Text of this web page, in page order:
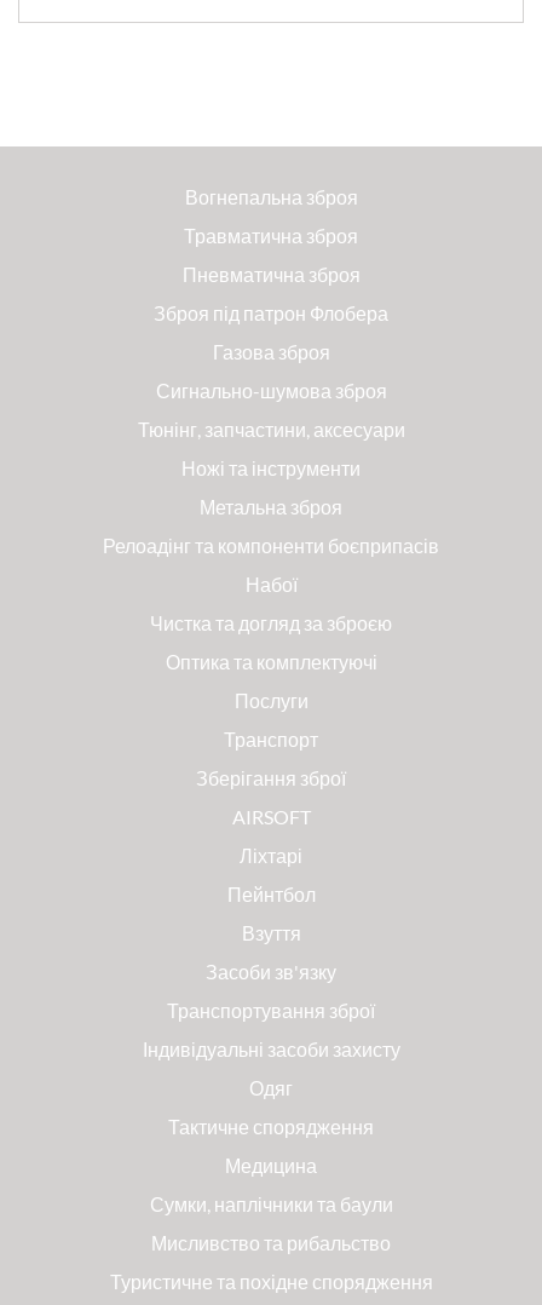
Вогнепальна зброя
Травматична зброя
Пневматична зброя
Зброя під патрон Флобера
Газова зброя
Сигнально-шумова зброя
Тюнінг, запчастини, аксесуари
Ножі та інструменти
Метальна зброя
Релоадінг та компоненти боєприпасів
Набої
Чистка та догляд за зброєю
Оптика та комплектуючі
Послуги
Транспорт
Зберігання зброї
AIRSOFT
Ліхтарі
Пейнтбол
Взуття
Засоби зв'язку
Транспортування зброї
Індивідуальні засоби захисту
Одяг
Тактичне спорядження
Медицина
Сумки, наплічники та баули
Мисливство та рибальство
Туристичне та похідне спорядження